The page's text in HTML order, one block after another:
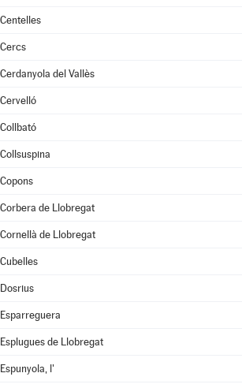
Centelles
Cercs
Cerdanyola del Vallès
Cervelló
Collbató
Collsuspina
Copons
Corbera de Llobregat
Cornellà de Llobregat
Cubelles
Dosrius
Esparreguera
Esplugues de Llobregat
Espunyola, l'